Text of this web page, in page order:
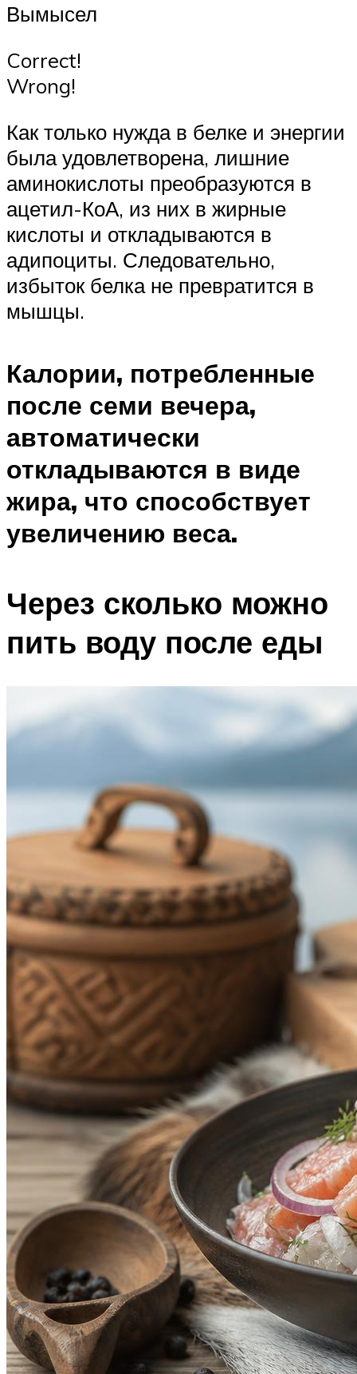
Вымысел
Correct!
Wrong!
Как только нужда в белке и энергии
была удовлетворена, лишние
аминокислоты преобразуются в
ацетил-КоА, из них в жирные
кислоты и откладываются в
адипоциты. Следовательно,
избыток белка не превратится в
мышцы.
Калории, потребленные
после семи вечера,
автоматически
откладываются в виде
жира, что способствует
увеличению веса.
Через сколько можно
пить воду после еды